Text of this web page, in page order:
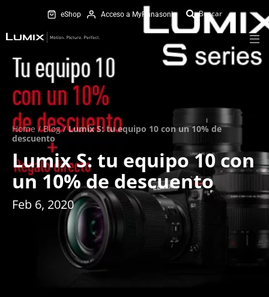
eShop Acceso a MyPanasonic
Home/Blog/Lumix S: tu equipo 10 con un 10% de
descuento
Lumix S: tu equipo 10 con
un 10% de descuento
Feb 6, 2020